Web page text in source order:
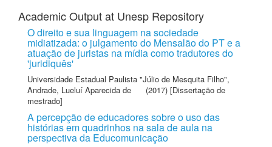
Academic Output at Unesp Repository
O direito e sua linguagem na sociedade
midiatizada: o julgamento do Mensalão do PT e a
atuação de juristas na mídia como tradutores do
'juridiquês'
Universidade Estadual Paulista "Júlio de Mesquita Filho",
Andrade, Lueluí Aparecida de
(2017) [Dissertação de
mestrado]
A percepção de educadores sobre o uso das
histórias em quadrinhos na sala de aula na
perspectiva da Educomunicação